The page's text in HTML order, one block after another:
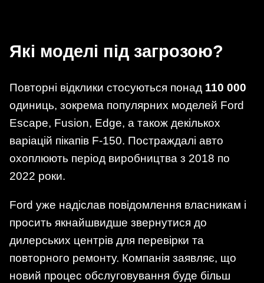
Які моделі під загрозою?
Повторні відклики стосуються понад 110 000
одиниць, зокрема популярних моделей Ford
Escape, Fusion, Edge, а також декількох
варіацій пікапів F-150. Постраждалі авто
охоплюють період виробництва з 2018 по
2022 роки.
Ford уже надіслав повідомлення власникам і
просить якнайшвидше звернутися до
дилерських центрів для перевірки та
повторного ремонту. Компанія заявляє, що
новий процес обслуговування буде більш